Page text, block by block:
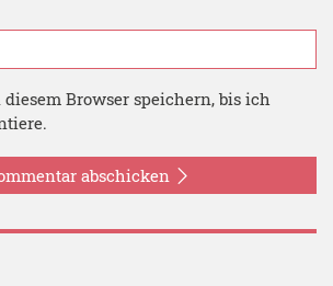
Browser speichern, bis ich
abschicken